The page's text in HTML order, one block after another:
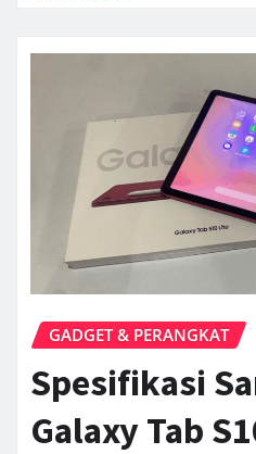
GADGET & PERANGKAT
Spesifikasi
Galaxy Tab